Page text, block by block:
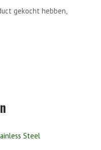
gekocht hebben,